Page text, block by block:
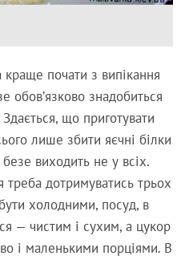
почати з випікання
обов’язково знадобиться
що приготувати
лише збити яєчні білки
виходить не у всіх.
дотримуватись трьох
холодними, посуд, в
— чистим і сухим, а цукор
і маленькими порціями. В